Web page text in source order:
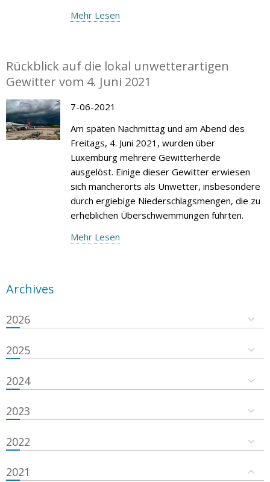
Mehr Lesen
Rückblick auf die lokal unwetterartigen
Gewitter vom 4. Juni 2021
7-06-2021
Am späten Nachmittag und am Abend des
Freitags, 4. Juni 2021, wurden über
Luxemburg mehrere Gewitterherde
ausgelöst. Einige dieser Gewitter erwiesen
sich mancherorts als Unwetter, insbesondere
durch ergiebige Niederschlagsmengen, die zu
erheblichen Überschwemmungen führten.
Mehr Lesen
Archives
2026
2025
2024
2023
2022
2021